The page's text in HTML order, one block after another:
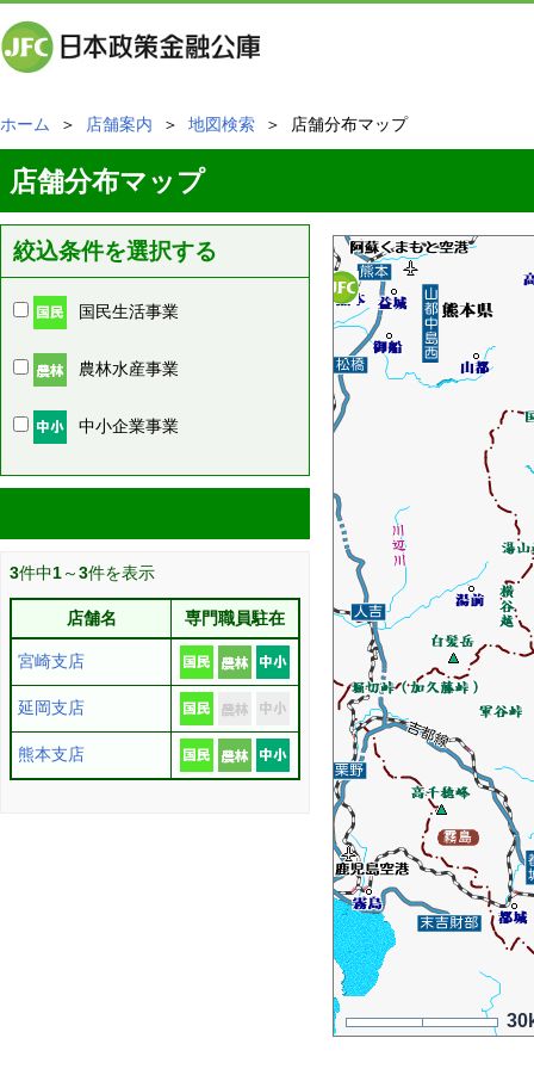
ホーム ＞ 店舗案内 ＞ 地図検索 ＞ 店舗分布マップ
店舗分布マップ
絞込条件を選択する
国民生活事業
農林水産事業
中小企業事業
3件中1～3件を表示
店舗名 専門職員駐在
宮崎支店
延岡支店
熊本支店